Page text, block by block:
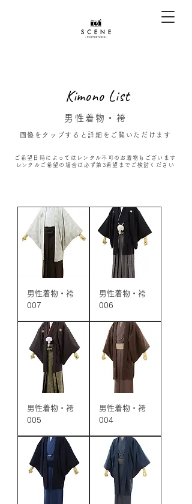
Kimono List
男性着物・袴
画像をタップすると詳細をご覧いただけます
ご希望日時によってはレンタル不可のお着物もございます
​レンタルご希望の場合は必ず第3希望までご検討ください
男性着物・袴
007
男性着物・袴
006
男性着物・袴
005
男性着物・袴
004